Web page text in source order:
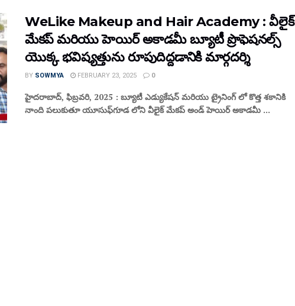
WeLike Makeup and Hair Academy : వీలైక్
మేకప్ మరియు హెయిర్ అకాడమీ బ్యూటీ ప్రొఫెషనల్స్
యొక్క భవిష్యత్తును రూపుదిద్దడానికి మార్గదర్శి
BY SOWMYA FEBRUARY 23, 2025 0
హైదరాబాద్, ఫిబ్రవరి, 2025 : బ్యూటీ ఎడ్యుకేషన్ మరియు ట్రైనింగ్‌ లో కొత్త శకానికి
నాంది పలుకుతూ యూసుఫ్‌గూడ లోని వీలైక్ మేకప్ అండ్ హెయిర్ అకాడమీ ...